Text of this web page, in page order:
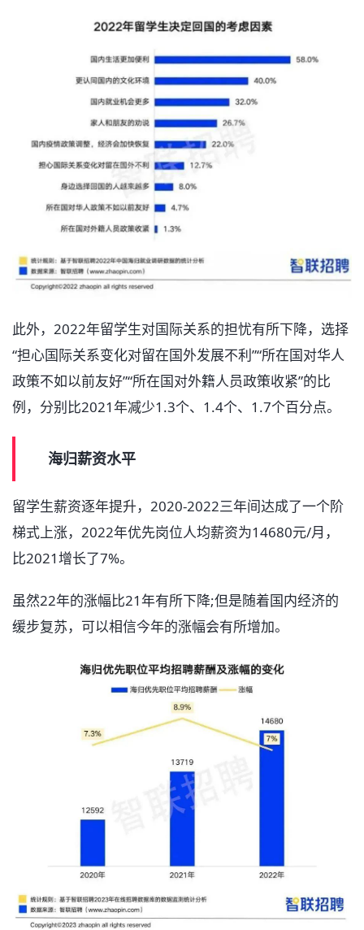
此外，2022年留学生对国际关系的担忧有所下降，选择
“担心国际关系变化对留在国外发展不利”“所在国对华人
政策不如以前友好”“所在国对外籍人员政策收紧”的比
例，分别比2021年减少1.3个、1.4个、1.7个百分点。
海归薪资水平
留学生薪资逐年提升，2020-2022三年间达成了一个阶
梯式上涨，2022年优先岗位人均薪资为14680元/月，
比2021增长了7%。
虽然22年的涨幅比21年有所下降;但是随着国内经济的
缓步复苏，可以相信今年的涨幅会有所增加。